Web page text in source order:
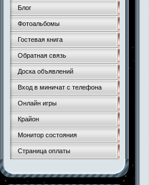
Блог
Фотоальбомы
Гостевая книга
Обратная связь
Доска объявлений
Вход в миничат с телефона
Онлайн игры
Крайон
Монитор состояния
Страница оплаты